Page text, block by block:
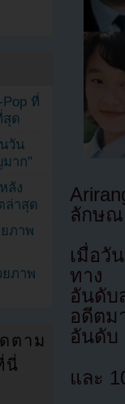
ลักษณ
เมื่อวั
ทาง
อันดับ
อดีต
อันดับ
และ
ที่
สุด
วัน
าก”
ลัง
ล่าสุด
ภาพ
ภาพ
ตาม
นี่